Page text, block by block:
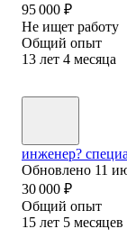
95 000 ₽
Не ищет работу
Общий опыт
13 лет 4 месяца
инженер?
Обновлено 11
30 000 ₽
Общий опыт
15 лет 5 месяцев